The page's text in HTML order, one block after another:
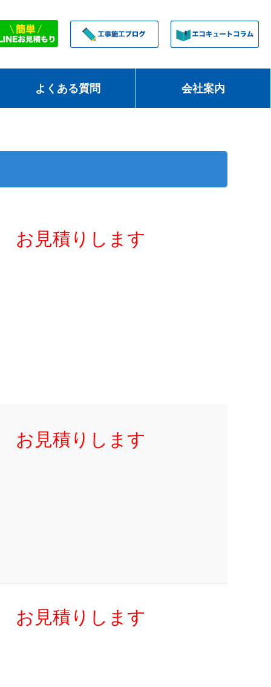
よくある質問 会社案内
お見積りします
お見積りします
お見積りします